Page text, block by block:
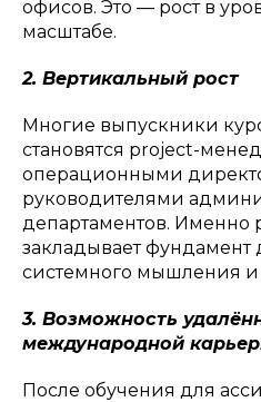
офисов. Это — рост в
масштабе.
2. Вертикальный рост
Многие выпускники
становятся project-
операционными
руководителями
департаментов. Именно
закладывает фундамент
системного мышления и
3. Возможность
международной
После обучения для